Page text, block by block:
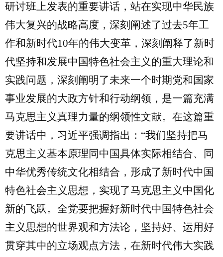
研讨班上发表的重要讲话，站在实现中华民族
伟大复兴的战略高度，深刻阐述了过去5年工
作和新时代10年的伟大变革，深刻阐释了新时
代坚持和发展中国特色社会主义的重大理论和
实践问题，深刻阐明了未来一个时期党和国家
事业发展的大政方针和行动纲领，是一篇充满
马克思主义真理力量的纲领性文献。在这篇重
要讲话中，习近平强调指出：“我们坚持把马
克思主义基本原理同中国具体实际相结合、同
中华优秀传统文化相结合，形成了新时代中国
特色社会主义思想，实现了马克思主义中国化
新的飞跃。全党要把握好新时代中国特色社会
主义思想的世界观和方法论，坚持好、运用好
贯穿其中的立场观点方法，在新时代伟大实践